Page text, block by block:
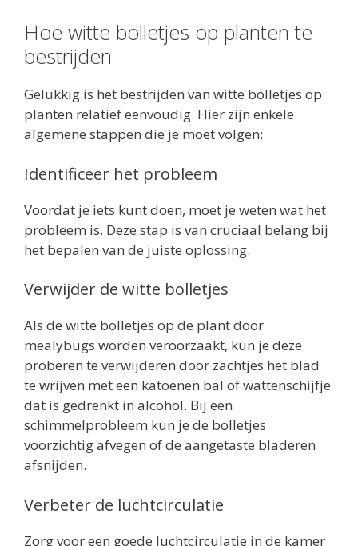
Hoe witte bolletjes op planten te
bestrijden
Gelukkig is het bestrijden van witte bolletjes op
planten relatief eenvoudig. Hier zijn enkele
algemene stappen die je moet volgen:
Identificeer het probleem
Voordat je iets kunt doen, moet je weten wat het
probleem is. Deze stap is van cruciaal belang bij
het bepalen van de juiste oplossing.
Verwijder de witte bolletjes
Als de witte bolletjes op de plant door
mealybugs worden veroorzaakt, kun je deze
proberen te verwijderen door zachtjes het blad
te wrijven met een katoenen bal of wattenschijfje
dat is gedrenkt in alcohol. Bij een
schimmelprobleem kun je de bolletjes
voorzichtig afvegen of de aangetaste bladeren
afsnijden.
Verbeter de luchtcirculatie
Zorg voor een goede luchtcirculatie in de kamer